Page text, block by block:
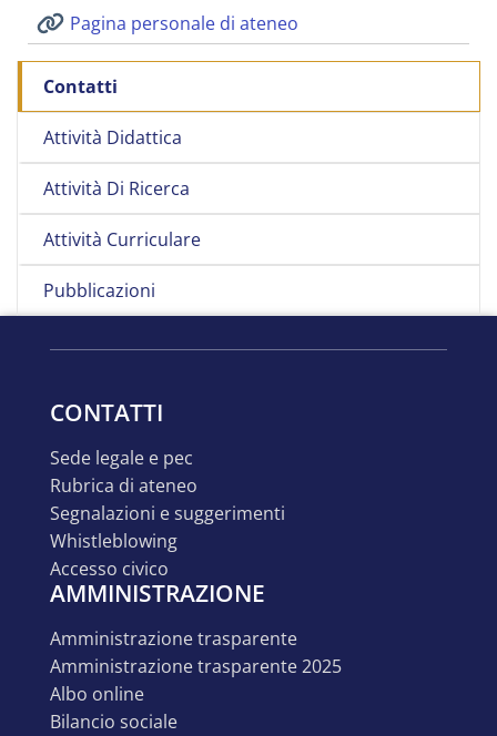
Contatti
Attività Didattica
Attività Di Ricerca
Attività Curriculare
Pubblicazioni
Pagina personale di ateneo
CONTATTI
sede legale e pec
rubrica di ateneo
segnalazioni e suggerimenti
whistleblowing
accesso civico
AMMINISTRAZIONE
amministrazione trasparente
amministrazione trasparente 2025
albo online
bilancio sociale